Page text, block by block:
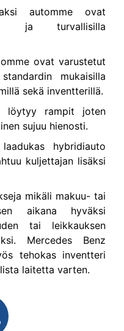
automme ovat
ja turvallisilla
ovat varustetut
mukaisilla
sekä inventterillä.
löytyy rampit joten
sujuu hienosti.
hybridiauto
kuljettajan lisäksi
mikäli makuu- tai
aikana hyväksi
tai leikkauksen
Mercedes Benz
tehokas inventteri
laitetta varten.